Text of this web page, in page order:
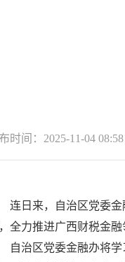
时间： 2025-11-04 08:58
连日来，自治区党委
全力推进广西财税金融
自治区党委金融办将